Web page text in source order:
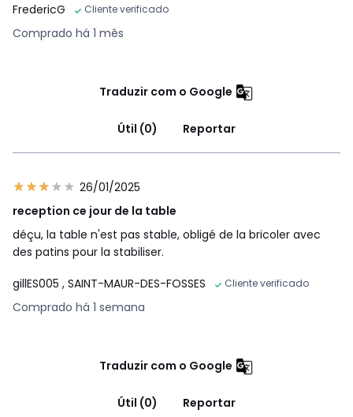
FredericG
Cliente verificado
Comprado há 1 mês
Traduzir com o Google
Útil (0) Reportar
26/01/2025
reception ce jour de la table
déçu, la table n'est pas stable, obligé de la bricoler avec
des patins pour la stabiliser.
gillES005 , SAINT-MAUR-DES-FOSSES Cliente verificado
Comprado há 1 semana
Traduzir com o Google
Útil (0) Reportar